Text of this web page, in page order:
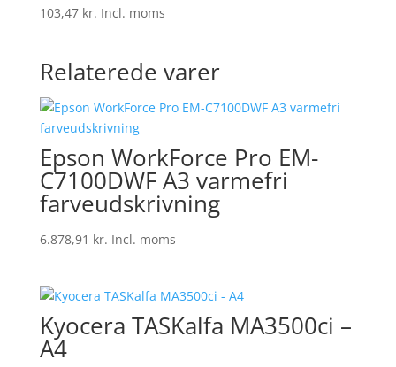
103,47 kr. Incl. moms
Relaterede varer
Epson WorkForce Pro EM-
C7100DWF A3 varmefri
farveudskrivning
6.878,91 kr. Incl. moms
Kyocera TASKalfa MA3500ci –
A4